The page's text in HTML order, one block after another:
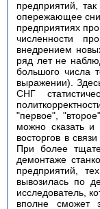
предприятий,
опережающее
предприятиях
численности
внедрением
ряд лет не
большого числа
выражении).
СНГ
"первое",
можно сказать
восторгов в
При более
демонтаже
предприятий,
вывозилась по
исследователь,
вполне сможет